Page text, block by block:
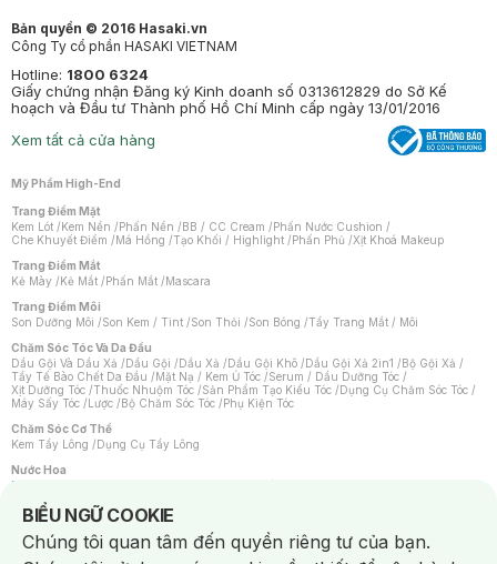
Bản quyền © 2016 Hasaki.vn
Công Ty cổ phần HASAKI VIETNAM
Hotline: 1800 6324
Giấy chứng nhận Đăng ký Kinh doanh số 0313612829 do Sở Kế
hoạch và Đầu tư Thành phố Hồ Chí Minh cấp ngày 13/01/2016
Xem tất cả cửa hàng
Mỹ Phẩm High-End
Trang Điểm Mặt
Kem Lót /Kem Nền /Phấn Nền /BB / CC Cream /Phấn Nước Cushion /
Che Khuyết Điểm /Má Hồng /Tạo Khối / Highlight /Phấn Phủ /Xịt Khoá Makeup
Trang Điểm Mắt
Kẻ Mày /Kẻ Mắt /Phấn Mắt /Mascara
Trang Điểm Môi
Son Dưỡng Môi /Son Kem / Tint /Son Thỏi /Son Bóng /Tẩy Trang Mắt / Môi
Chăm Sóc Tóc Và Da Đầu
Dầu Gội Và Dầu Xả /Dầu Gội /Dầu Xả /Dầu Gội Khô /Dầu Gội Xả 2in1 /Bộ Gội Xả /
Tẩy Tế Bào Chết Da Đầu /Mặt Nạ / Kem Ủ Tóc /Serum / Dầu Dưỡng Tóc /
Xịt Dưỡng Tóc /Thuốc Nhuộm Tóc /Sản Phẩm Tạo Kiểu Tóc /Dụng Cụ Chăm Sóc Tóc /
Máy Sấy Tóc /Lược /Bộ Chăm Sóc Tóc /Phụ Kiện Tóc
Chăm Sóc Cơ Thể
Kem Tẩy Lông /Dụng Cụ Tẩy Lông
Nước Hoa
Nước Hoa Nữ
Chăm Sóc Cá Nhân
Chống Muỗi /Khẩu Trang /Máy Massage/Mặt Nạ Xông Hơi /Nước Rửa Tay/
Sản Phẩm Chăm Sóc Khác /Bàn Chải Đánh Răng /Bàn Chải Điện/
BIỂU NGỮ COOKIE
Notice about cookies usage
Chúng tôi quan tâm đến quyền riêng tư của bạn.